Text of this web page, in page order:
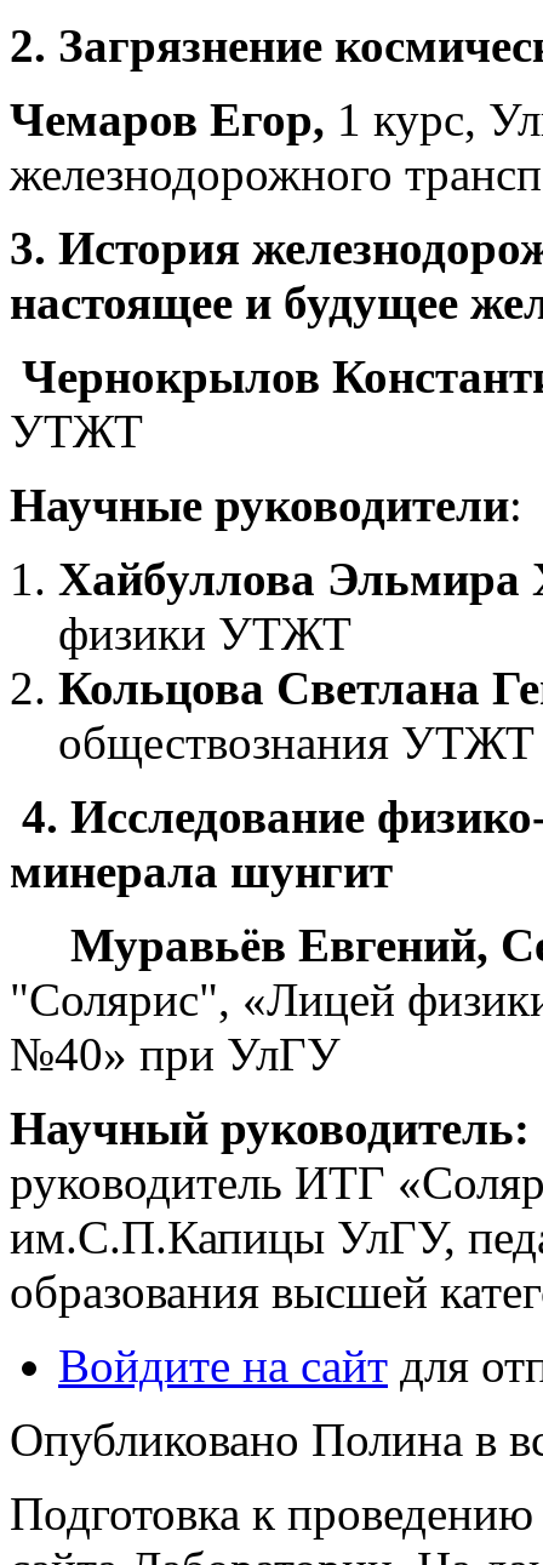
2. Загрязнение
Чемаров Егор, 1 курс,
железнодорожного
3. История
настоящее и будущее
Чернокрылов
УТЖТ
Научные руководители:
Хайбуллова Эльмира
физики УТЖТ
Кольцова Светлана
обществознания УТЖТ
4. Исследование
минерала шунгит
Муравьёв Евгений,
"Солярис", «Лицей
№40» при УлГУ
Научный
руководитель ИТГ
им.С.П.Капицы УлГУ,
образования высшей
Войдите на сайт для
Опубликовано Полина в
Подготовка к